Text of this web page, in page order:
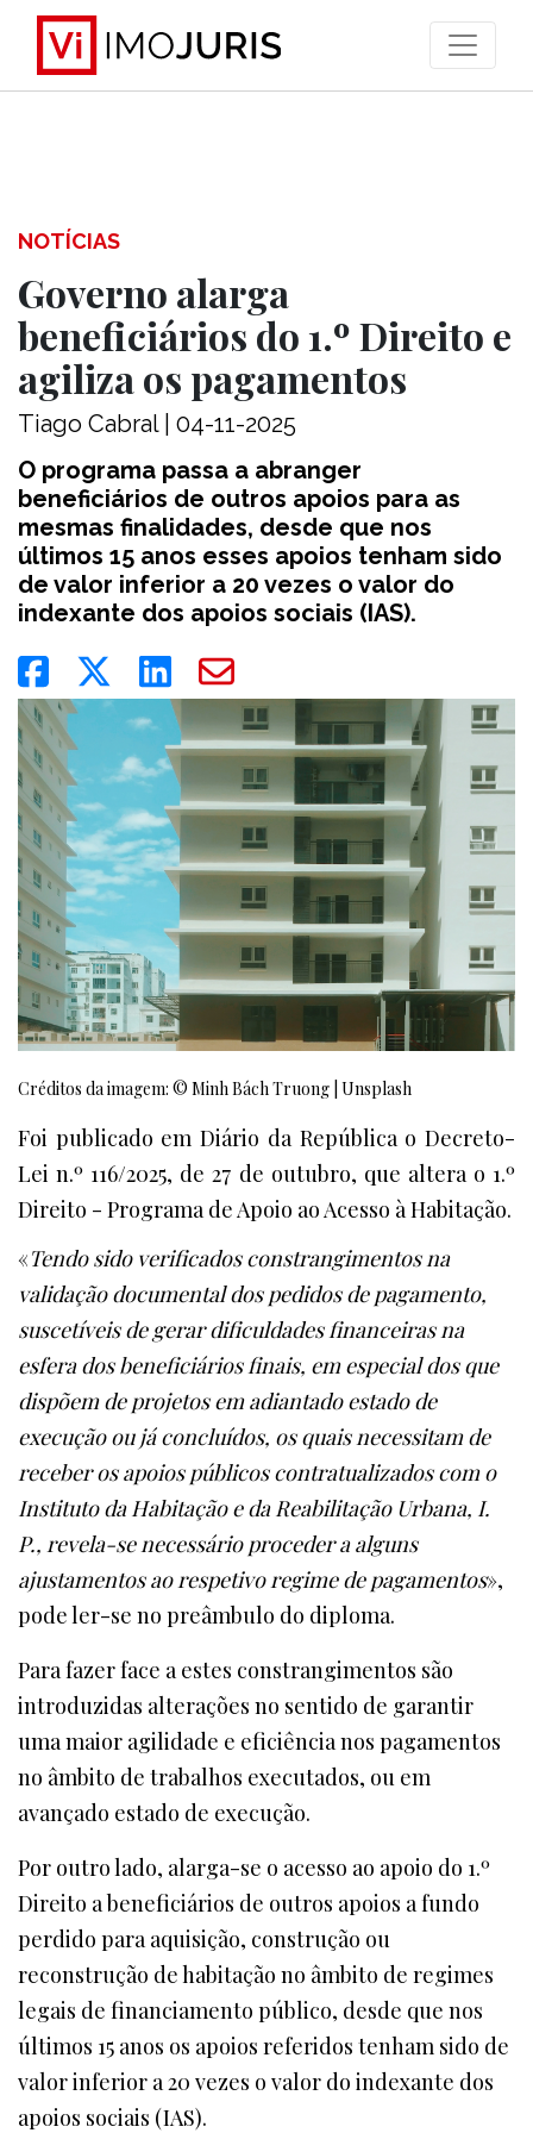
>
NOTÍCIAS
Governo alarga
beneficiários do 1.º Direito e
agiliza os pagamentos
Tiago Cabral | 04-11-2025
O programa passa a abranger
beneficiários de outros apoios para as
mesmas finalidades, desde que nos
últimos 15 anos esses apoios tenham sido
de valor inferior a 20 vezes o valor do
indexante dos apoios sociais (IAS).
Créditos da imagem: © Minh Bách Truong | Unsplash
Foi publicado em Diário da República o Decreto-
Lei n.º 116/2025, de 27 de outubro, que altera o 1.º
Direito - Programa de Apoio ao Acesso à Habitação.
«Tendo sido verificados constrangimentos na
validação documental dos pedidos de pagamento,
suscetíveis de gerar dificuldades financeiras na
esfera dos beneficiários finais, em especial dos que
dispõem de projetos em adiantado estado de
execução ou já concluídos, os quais necessitam de
receber os apoios públicos contratualizados com o
Instituto da Habitação e da Reabilitação Urbana, I.
P., revela-se necessário proceder a alguns
ajustamentos ao respetivo regime de pagamentos»,
pode ler-se no preâmbulo do diploma.
Para fazer face a estes constrangimentos são
introduzidas alterações no sentido de garantir
uma maior agilidade e eficiência nos pagamentos
no âmbito de trabalhos executados, ou em
avançado estado de execução.
Por outro lado, alarga-se o acesso ao apoio do 1.º
Direito a beneficiários de outros apoios a fundo
perdido para aquisição, construção ou
reconstrução de habitação no âmbito de regimes
legais de financiamento público, desde que nos
últimos 15 anos os apoios referidos tenham sido de
valor inferior a 20 vezes o valor do indexante dos
apoios sociais (IAS).